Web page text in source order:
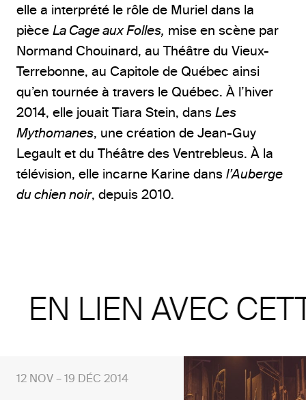
elle a interprété le rôle de Muriel dans la
pièce La Cage aux Folles, mise en scène par
Normand Chouinard, au Théâtre du Vieux-
Terrebonne, au Capitole de Québec ainsi
qu’en tournée à travers le Québec. À l’hiver
2014, elle jouait Tiara Stein, dans Les
Mythomanes, une création de Jean-Guy
Legault et du Théâtre des Ventrebleus. À la
télévision, elle incarne Karine dans l’Auberge
du chien noir, depuis 2010.
EN LIEN AVEC
12 NOV – 19 DÉC 2014